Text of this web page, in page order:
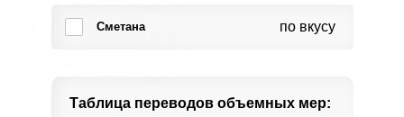
Сметана по вкусу
Таблица переводов объемных мер: